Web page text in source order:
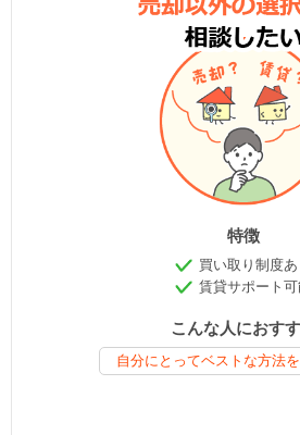
特徴
買い取り制度あ
賃貸サポート
こんな人におす
自分にとってベストな方法